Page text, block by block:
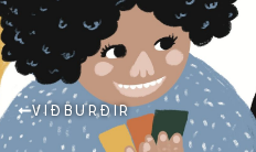
VIÐBURÐIR